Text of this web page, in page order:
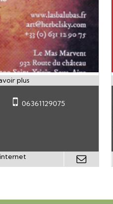
06361129075